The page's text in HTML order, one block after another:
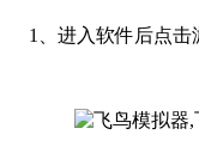
1、进入软件后点击